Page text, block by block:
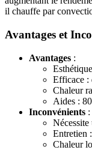
il chauffe par
Avantages et
Avantages :
Efficace :
Chaleur
Aides :
Inconvénients :
Nécessite
Entretien
Chaleur